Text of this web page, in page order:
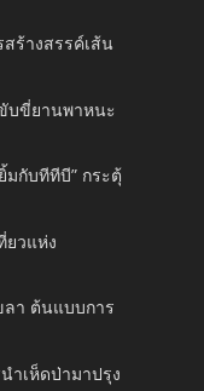
ร้างสรรค์เส้น
บขี่ยานพาหนะ
กับทีทีบี” กระตุ้
ยวแห่ง
ลา ต้นแบบการ
ำเห็ดป่ามาปรุง